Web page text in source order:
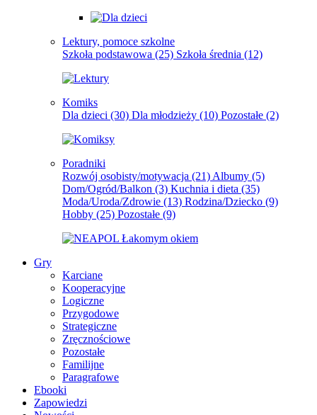
Lektury, pomoce szkolne
Szkoła podstawowa (25) Szkoła średnia (12)
Komiks
Dla dzieci (30) Dla młodzieży (10) Pozostałe (2)
Poradniki
Rozwój osobisty/motywacja (21) Albumy (5)
Dom/Ogród/Balkon (3) Kuchnia i dieta (35)
Moda/Uroda/Zdrowie (13) Rodzina/Dziecko (9)
Hobby (25) Pozostałe (9)
Gry
Karciane
Kooperacyjne
Logiczne
Przygodowe
Strategiczne
Zręcznościowe
Pozostałe
Familijne
Paragrafowe
Ebooki
Zapowiedzi